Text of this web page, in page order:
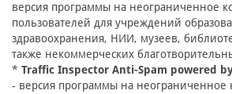
версия программы на неограниченное
пользователей для учреждений
здравоохранения, НИИ, музеев,
также некоммерческих
* Traffic Inspector Anti-Spam powered
- версия программы на неограниченное